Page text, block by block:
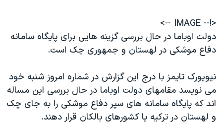
آرشیو پخش زنده
مجموعه مستندهای دادخواهی
تریبونال مردمی آبان ۹۸
چهل سال گروگان‌گیری
قانون شفافیت دارائی کادر رهبری ایران
اعتراضات مردمی آبان ۹۸
<!-- IMAGE -->
دولت اوباما در حال بررسی گزینه هایی برای پایگاه سامانه
دفاع موشکی در لهستان و جمهوری چک است.
نیویورک تایمز با درج این گزارش در شماره امروز شنبه خود
می نویسد مقامهای دولت اوباما در حال بررسی این مساله
اند که پایگاه سامانه های سپر دفاع موشکی را به جای چک
و لهستان در ترکیه یا کشورهای بالکان قرار دهند.